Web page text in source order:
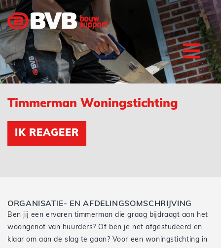
Timmerman Woningstichting
IK REAGEER
ORGANISATIE- EN AFDELINGSOMSCHRIJVING
Ben jij een ervaren timmerman die graag bijdraagt aan het
woongenot van huurders? Of ben je net afgestudeerd en
klaar om aan de slag te gaan? Voor een woningstichting in